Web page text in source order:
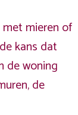
mieren of
kans dat
de woning
de